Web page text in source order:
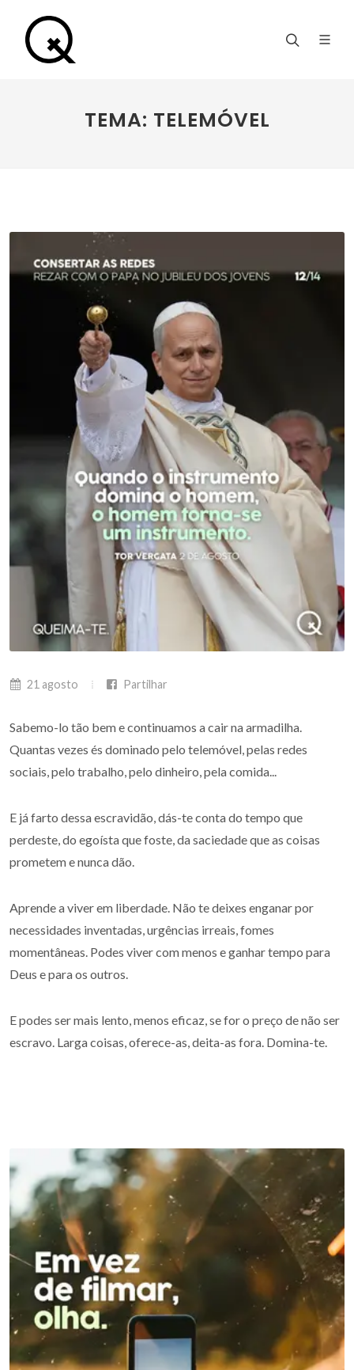
TEMA: TELEMÓVEL
21 agosto Partilhar
Sabemo-lo tão bem e continuamos a cair na armadilha.
Quantas vezes és dominado pelo telemóvel, pelas redes
sociais, pelo trabalho, pelo dinheiro, pela comida...
E já farto dessa escravidão, dás-te conta do tempo que
perdeste, do egoísta que foste, da saciedade que as coisas
prometem e nunca dão.
Aprende a viver em liberdade. Não te deixes enganar por
necessidades inventadas, urgências irreais, fomes
momentâneas. Podes viver com menos e ganhar tempo para
Deus e para os outros.
E podes ser mais lento, menos eficaz, se for o preço de não ser
escravo. Larga coisas, oferece-as, deita-as fora. Domina-te.